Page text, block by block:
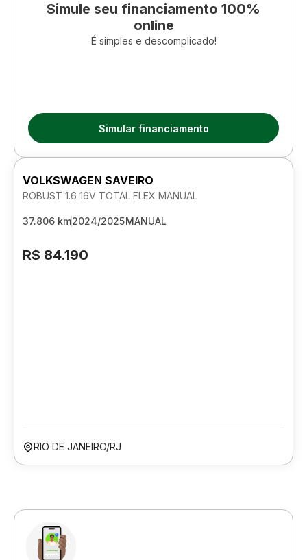
Simule seu financiamento 100%
online
É simples e descomplicado!
Simular financiamento
VOLKSWAGEN SAVEIRO
ROBUST 1.6 16V TOTAL FLEX MANUAL
37.806 km2024/2025MANUAL
R$ 84.190
RIO DE JANEIRO/RJ